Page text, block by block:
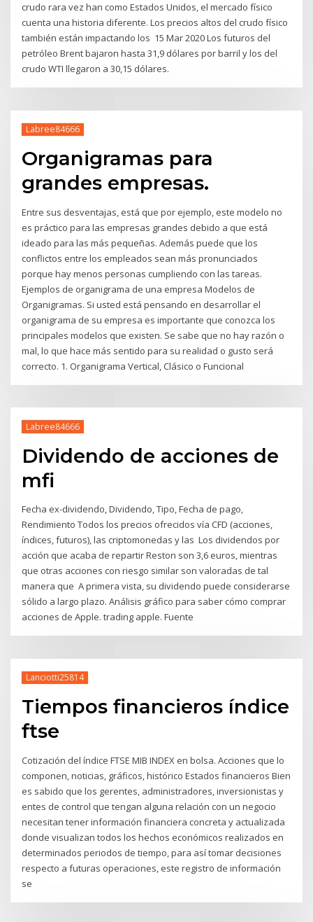
crudo rara vez han como Estados Unidos, el mercado físico
cuenta una historia diferente. Los precios altos del crudo físico
también están impactando los 15 Mar 2020 Los futuros del
petróleo Brent bajaron hasta 31,9 dólares por barril y los del
crudo WTI llegaron a 30,15 dólares.
Labree84666
Organigramas para
grandes empresas.
Entre sus desventajas, está que por ejemplo, este modelo no
es práctico para las empresas grandes debido a que está
ideado para las más pequeñas. Además puede que los
conflictos entre los empleados sean más pronunciados
porque hay menos personas cumpliendo con las tareas.
Ejemplos de organigrama de una empresa Modelos de
Organigramas. Si usted está pensando en desarrollar el
organigrama de su empresa es importante que conozca los
principales modelos que existen. Se sabe que no hay razón o
mal, lo que hace más sentido para su realidad o gusto será
correcto. 1. Organigrama Vertical, Clásico o Funcional
Labree84666
Dividendo de acciones de
mfi
Fecha ex-dividendo, Dividendo, Tipo, Fecha de pago,
Rendimiento Todos los precios ofrecidos vía CFD (acciones,
índices, futuros), las criptomonedas y las Los dividendos por
acción que acaba de repartir Reston son 3,6 euros, mientras
que otras acciones con riesgo similar son valoradas de tal
manera que A primera vista, su dividendo puede considerarse
sólido a largo plazo. Análisis gráfico para saber cómo comprar
acciones de Apple. trading apple. Fuente
Lanciotti25814
Tiempos financieros índice
ftse
Cotización del índice FTSE MIB INDEX en bolsa. Acciones que lo
componen, noticias, gráficos, histórico Estados financieros Bien
es sabido que los gerentes, administradores, inversionistas y
entes de control que tengan alguna relación con un negocio
necesitan tener información financiera concreta y actualizada
donde visualizan todos los hechos económicos realizados en
determinados periodos de tiempo, para así tomar decisiones
respecto a futuras operaciones, este registro de información
se